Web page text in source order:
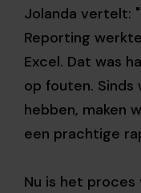
Jolanda vertelt:
Reporting
Excel. Dat was
op fouten. Sinds
hebben, maken
een prachtige
Nu is het